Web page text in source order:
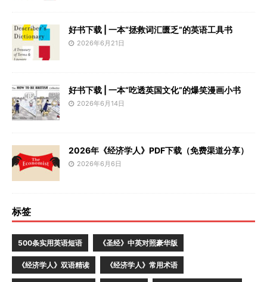
好书下载 | 一本“拯救词汇匮乏”的英语工具书
2026年6月21日
好书下载 | 一本“吃透英国文化”的爆笑漫画小书
2026年6月14日
2026年《经济学人》PDF下载（免费渠道分享）
2026年6月6日
标签
500条实用英语短语 《圣经》中英对照豪华版
《经济学人》双语精读 《经济学人》常用术语